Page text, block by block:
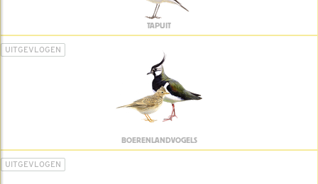
TAPUIT
UITGEVLOGEN
BOERENLANDVOGELS
UITGEVLOGEN